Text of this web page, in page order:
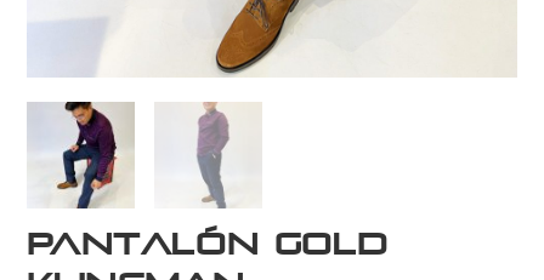
Pantalón Gold